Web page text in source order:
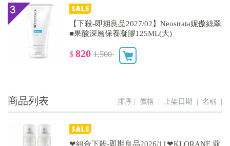
【下殺-即期良品2027/02】Neostrata妮傲絲翠
■果酸深層保養凝膠125ML(大)
$ 820 1,500
商品列表 排序 | 價格 | 上架日期 | 名稱 |
❤組合下殺-即期良品2026/11❤KLORANE 蔻